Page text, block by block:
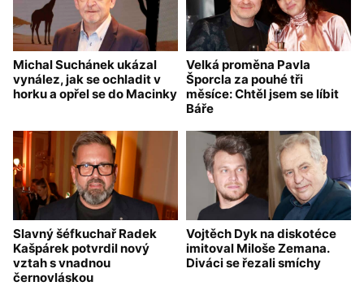
Michal Suchánek ukázal
vynález, jak se ochladit v
horku a opřel se do Macinky
Velká proměna Pavla
Šporcla za pouhé tři
měsíce: Chtěl jsem se líbit
Báře
Slavný šéfkuchař Radek
Kašpárek potvrdil nový
vztah s vnadnou
černovláskou
Vojtěch Dyk na diskotéce
imitoval Miloše Zemana.
Diváci se řezali smíchy